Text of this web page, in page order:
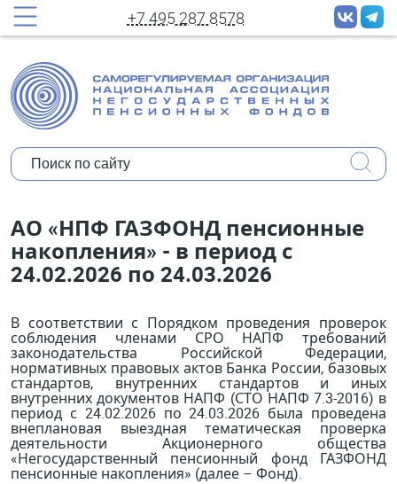
+7 495 287 8578
принудительных рассылок новостей
Полное имя:
Организация:
Уполномочены ли Вы представлять
мнение организации?
АО «НПФ ГАЗФОНД пенсионные
накопления» - в период с
24.02.2026 по 24.03.2026
В соответствии с Порядком проведения проверок
соблюдения членами СРО НАПФ требований
законодательства Российской Федерации,
нормативных правовых актов Банка России, базовых
стандартов, внутренних стандартов и иных
внутренних документов НАПФ (СТО НАПФ 7.3-2016) в
период с 24.02.2026 по 24.03.2026 была проведена
внеплановая выездная тематическая проверка
деятельности Акционерного общества
«Негосударственный пенсионный фонд ГАЗФОНД
пенсионные накопления» (далее – Фонд).